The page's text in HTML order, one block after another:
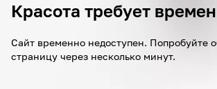
Красота требует
Сайт временно недоступен. Попробуйте
страницу через несколько минут.